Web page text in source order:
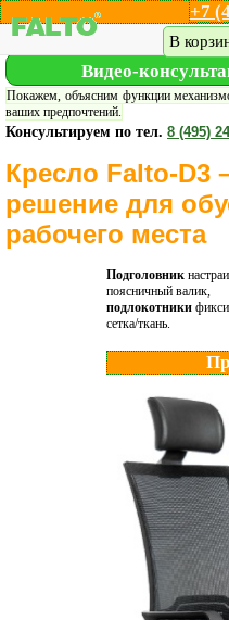
+7
Каталог кресел Акции
Шоу-рум
Доставка
В
Видео-
Покажем, объясним функции
ваших предпочтений.
Консультируем по тел. 8 (495)
Кресло Falto-D3
решение для
рабочего места
Подголовник
поясничный валик,
подлокотники
сетка/ткань.